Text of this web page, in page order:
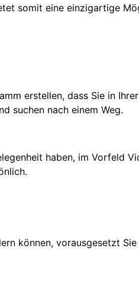
somit eine einzigartige Mö
erstellen, dass Sie in
suchen nach einem Weg.
haben, im Vorfeld
können, vorausgesetzt